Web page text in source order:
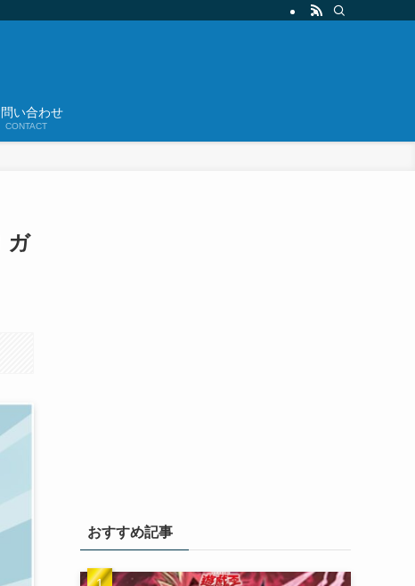
い合わせ
CONTACT
ガ
おすすめ記事